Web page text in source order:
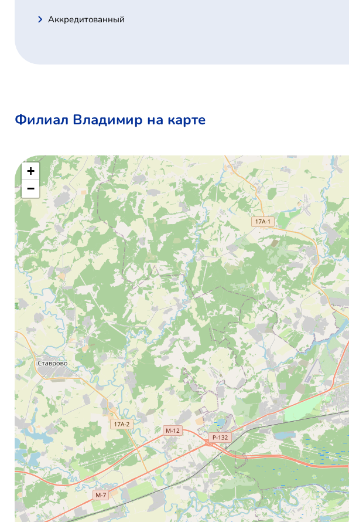
Аккредитованный
Филиал Владимир на карте
+
−